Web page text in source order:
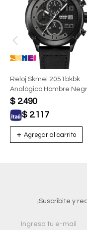
Reloj Skmei 2051bkbk
Analógico Hombre
$ 2.490
$ 2.117
¡Suscribite y